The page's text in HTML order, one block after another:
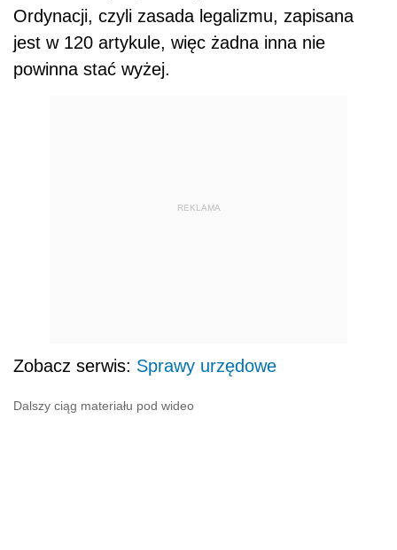
Ordynacji, czyli zasada legalizmu, zapisana
jest w 120 artykule, więc żadna inna nie
powinna stać wyżej.
REKLAMA
Zobacz serwis: Sprawy urzędowe
Dalszy ciąg materiału pod wideo